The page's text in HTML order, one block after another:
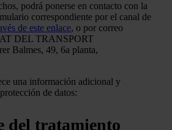
podrá ponerse en contacto con la
correspondiente por el canal de
de este enlace, o por correo
DEL TRANSPORT
Balmes, 49, 6a planta,
una información adicional y
de datos:
del tratamiento